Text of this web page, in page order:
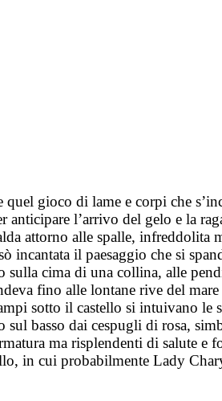
gioco di lame e corpi che
l’arrivo del gelo e la
attorno alle spalle, infreddolita
incantata il paesaggio che si
sulla cima di una collina, alle
fino alle lontane rive del
sotto il castello si intuivano
basso dai cespugli di rosa,
ma risplendenti di salute
in cui probabilmente Lady